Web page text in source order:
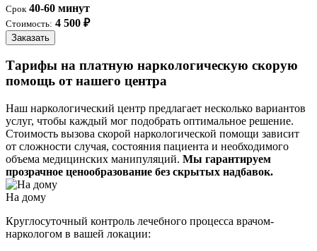
Срок 40-60 минут
Стоимость: 4 500 ₽
Заказать
Тарифы на платную наркологическую скорую
помощь от нашего центра
Наш наркологический центр предлагает несколько вариантов
услуг, чтобы каждый мог подобрать оптимальное решение.
Стоимость вызова скорой наркологической помощи зависит
от сложности случая, состояния пациента и необходимого
объема медицинских манипуляций. Мы гарантируем
прозрачное ценообразование без скрытых надбавок.
На дому
Круглосуточный контроль лечебного процесса врачом-
наркологом в вашей локации: